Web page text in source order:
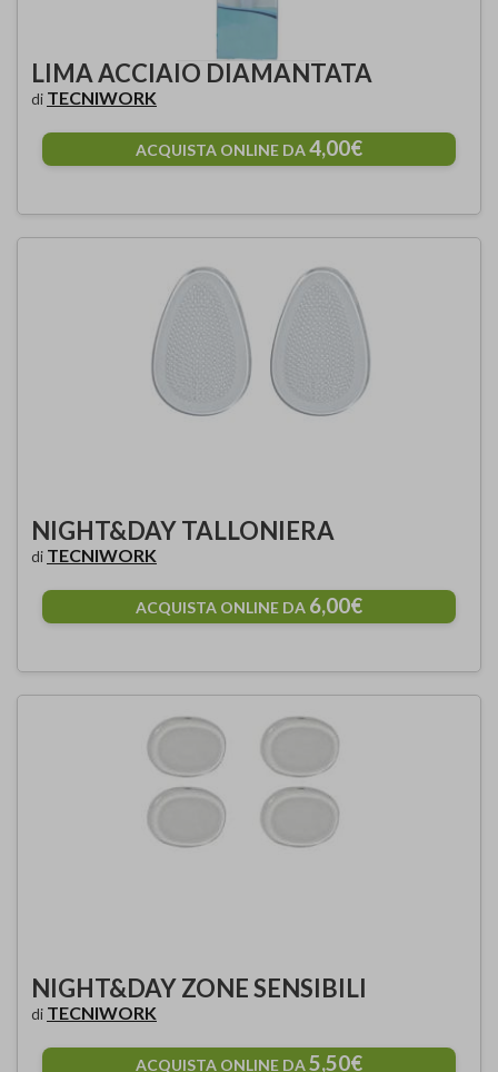
LIMA ACCIAIO DIAMANTATA
di TECNIWORK
ACQUISTA ONLINE DA4,00€
NIGHT&DAY TALLONIERA
di TECNIWORK
ACQUISTA ONLINE DA 6,00€
NIGHT&DAY ZONE SENSIBILI
di TECNIWORK
ACQUISTA ONLINE DA5,50€